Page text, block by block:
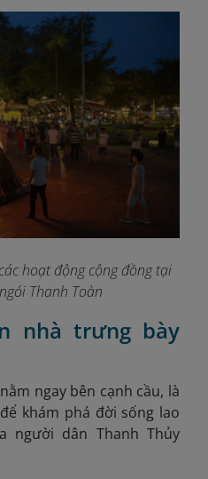
hoạt động cộng đồng tại
Thanh Toàn
nhà trưng bày
ngay bên cạnh cầu, là
khám phá đời sống lao
người dân Thanh Thủy